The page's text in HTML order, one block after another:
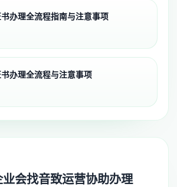
办理全流程指南与注意事项
办理全流程与注意事项
会找音致运营协助办理